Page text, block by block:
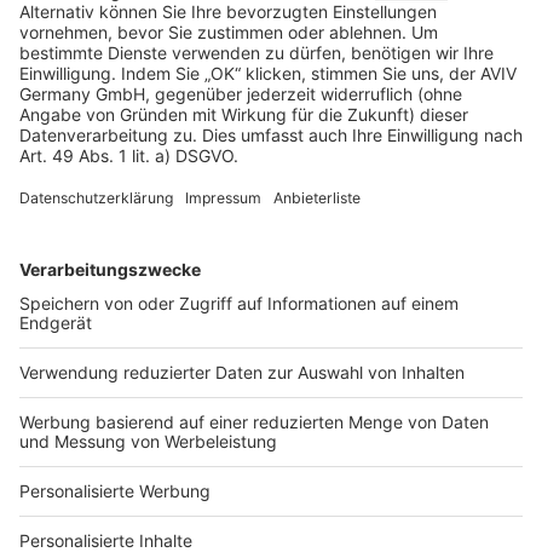
Rechtliches
AGB-Übersicht
Datenschutz
Impressum
Services
Bauprojekt-Quiz
Häuser-Suche
Hausanbieter-Suche
Bauprojekt-Profil
Für Unternehmen
Ihre Baufirma auf bauen.de